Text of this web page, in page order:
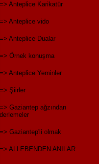
=> Anteplice Karikatür
=> Anteplice vido
=> Anteplice Dualar
=> Örnek konuşma
=> Anteplice Yeminler
=> Şiirler
=> Gaziantep ağzından
derlemeler
=> Gaziantep'li olmak
=> ALLEBENDEN ANILAR